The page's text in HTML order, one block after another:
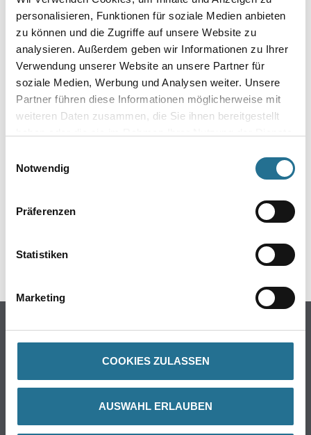
personalisieren, Funktionen für soziale Medien anbieten
zu können und die Zugriffe auf unsere Website zu
analysieren. Außerdem geben wir Informationen zu Ihrer
Verwendung unserer Website an unsere Partner für
soziale Medien, Werbung und Analysen weiter. Unsere
Partner führen diese Informationen möglicherweise mit
weiteren Daten zusammen, die Sie ihnen bereitgestellt
Notwendig
Präferenzen
Statistiken
Marketing
COOKIES ZULASSEN
AUSWAHL ERLAUBEN
4019907000392
GEFAHRENHINWEISE
Trockenbau
Putze- und Spachtelmassen
Bodenbeläge